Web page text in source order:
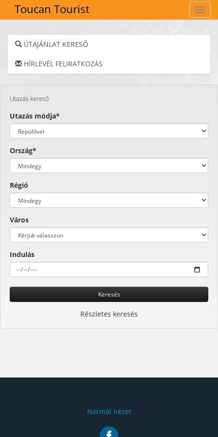
Toucan Tourist
ÚTAJÁNLAT KERESŐ
HÍRLEVÉL FELIRATKOZÁS
Utazás kereső
Utazás módja*
Ország*
Régió
Város
Indulás
Keresés
Részletes keresés
Normál nézet